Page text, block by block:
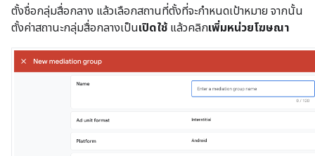
ตั้งชื่อกลุ่มสื่อกลาง แล้วเลือกสถานที่ตั้งที่จะกำหนดเป้าหมาย จากนั้น
ตั้งค่าสถานะกลุ่มสื่อกลางเป็นเปิดใช้ แล้วคลิกเพิ่มหน่วยโฆษณา